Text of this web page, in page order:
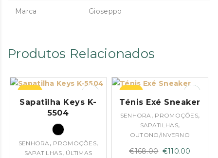
Marca Gioseppo
Produtos Relacionados
–26%
Sapatilha Keys K-
5504
SENHORA, PROMOÇÕES,
SAPATILHAS, ÚLTIMAS
–35%
Ténis Exé Sneaker
SENHORA, PROMOÇÕES,
SAPATILHAS,
OUTONO/INVERNO
€168.00 O
€110.00